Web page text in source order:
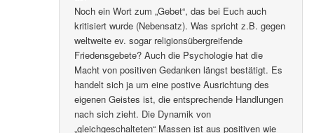
Noch ein Wort zum „Gebet“, das bei Euch auch
kritisiert wurde (Nebensatz). Was spricht z.B. gegen
weltweite ev. sogar religionsübergreifende
Friedensgebete? Auch die Psychologie hat die
Macht von positiven Gedanken längst bestätigt. Es
handelt sich ja um eine postive Ausrichtung des
eigenen Geistes ist, die entsprechende Handlungen
nach sich zieht. Die Dynamik von
„gleichgeschalteten“ Massen ist aus positiven wie